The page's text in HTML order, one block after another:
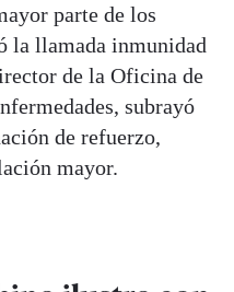
parte de los
la llamada inmunidad
de la Oficina de
subrayó
de refuerzo,
mayor.